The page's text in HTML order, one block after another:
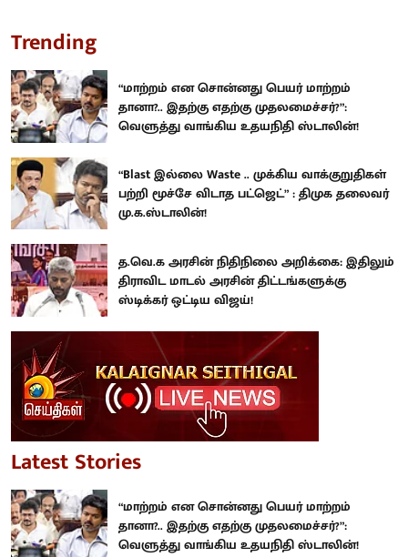
Trending
“மாற்றம் என சொன்னது பெயர் மாற்றம்
தானா?.. இதற்கு எதற்கு முதலமைச்சர்?”:
வெளுத்து வாங்கிய உதயநிதி ஸ்டாலின்!
“Blast இல்லை Waste .. முக்கிய வாக்குறுதிகள்
பற்றி மூச்சே விடாத பட்ஜெட்” : திமுக தலைவர்
மு.க.ஸ்டாலின்!
த.வெ.க அரசின் நிதிநிலை அறிக்கை: இதிலும்
திராவிட மாடல் அரசின் திட்டங்களுக்கு
ஸ்டிக்கர் ஒட்டிய விஜய்!
Latest Stories
“மாற்றம் என சொன்னது பெயர் மாற்றம்
தானா?.. இதற்கு எதற்கு முதலமைச்சர்?”:
வெளுத்து வாங்கிய உதயநிதி ஸ்டாலின்!